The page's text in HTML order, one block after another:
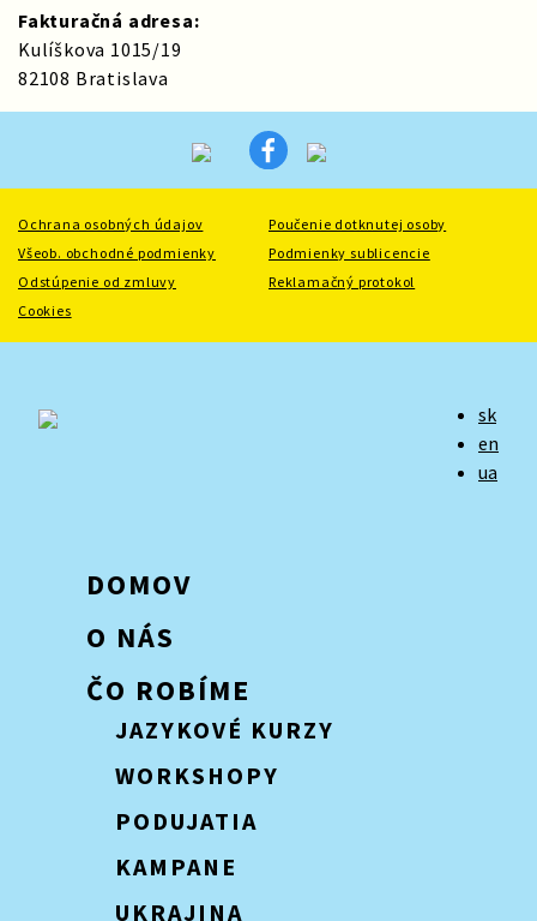
Fakturačná adresa:
Kulíškova 1015/19
82108 Bratislava
Ochrana osobných údajov
Poučenie dotknutej osoby
Všeob. obchodné podmienky
Podmienky sublicencie
Odstúpenie od zmluvy
Reklamačný protokol
Cookies
sk
en
ua
DOMOV
O NÁS
ČO ROBÍME
JAZYKOVÉ KURZY
WORKSHOPY
PODUJATIA
KAMPANE
UKRAJINA